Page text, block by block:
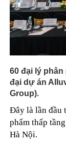
60 đại lý
đại dự án
Group).
Đây là lần đầu
phẩm thấp
Hà Nội.